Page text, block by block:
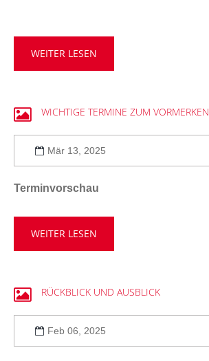
WEITER LESEN
WICHTIGE TERMINE ZUM VORMERKEN
Mär 13, 2025
Terminvorschau
WEITER LESEN
RÜCKBLICK UND AUSBLICK
Feb 06, 2025